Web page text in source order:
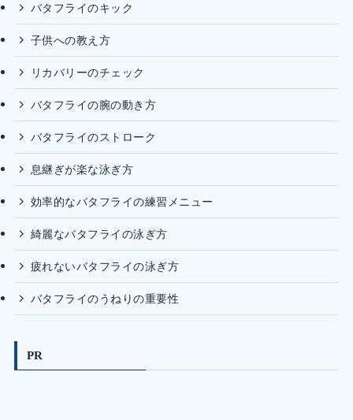
バタフライのキック
子供への教え方
リカバリーのチェック
バタフライの腕の動き方
バタフライのストローク
息継ぎが楽な泳ぎ方
効率的なバタフライの練習メニュー
綺麗なバタフライの泳ぎ方
疲れないバタフライの泳ぎ方
バタフライのうねりの重要性
PR